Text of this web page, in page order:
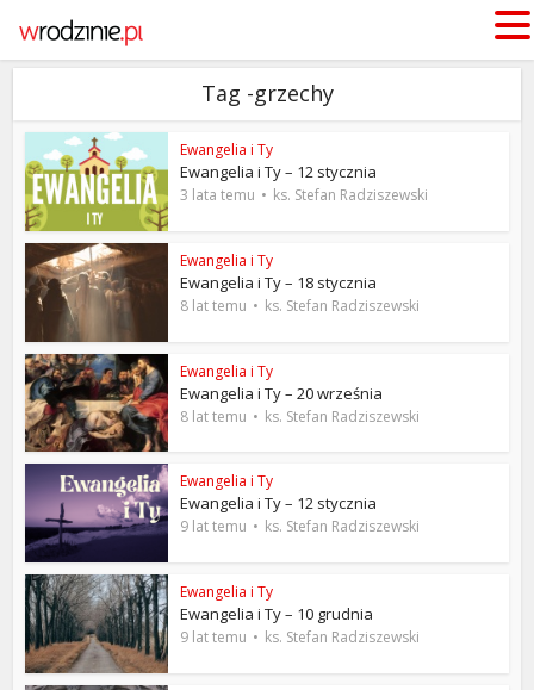
Tag -grzechy
Ewangelia i Ty
Ewangelia i Ty – 12 stycznia
3 lata temu ks. Stefan Radziszewski
Ewangelia i Ty
Ewangelia i Ty – 18 stycznia
8 lat temu ks. Stefan Radziszewski
Ewangelia i Ty
Ewangelia i Ty – 20 września
8 lat temu ks. Stefan Radziszewski
Ewangelia i Ty
Ewangelia i Ty – 12 stycznia
9 lat temu ks. Stefan Radziszewski
Ewangelia i Ty
Ewangelia i Ty – 10 grudnia
9 lat temu ks. Stefan Radziszewski